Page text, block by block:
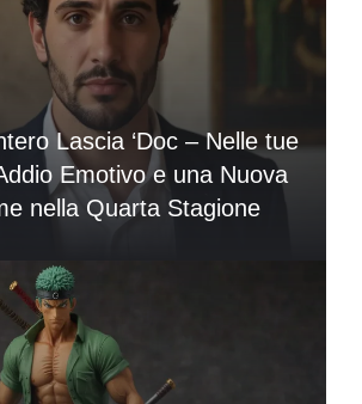
Lascia ‘Doc – Nelle tue
Emotivo e una Nuova
nella Quarta Stagione